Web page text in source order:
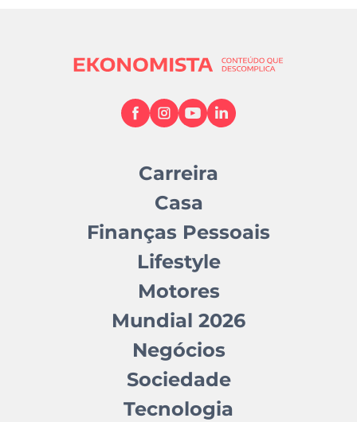
Carreira
Casa
Finanças Pessoais
Lifestyle
Motores
Mundial 2026
Negócios
Sociedade
Tecnologia